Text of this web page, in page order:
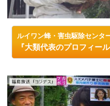
ルイワン蜂・害虫駆除センタ
『大類代表のプロフィー